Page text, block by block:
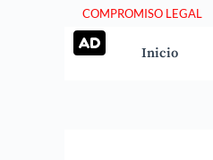
COMPROMISO LEGAL
Inicio